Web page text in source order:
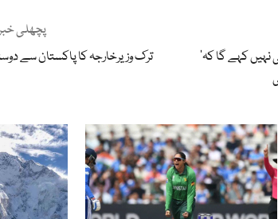
پچھلی
ترک وزیرخارجہ کا پاکستان سے
’موٹروے گینگ ریپ کیس فیصلے کے بعد کوئی نہیں کہے گا کہ